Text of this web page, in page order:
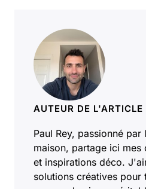
AUTEUR DE
Paul Rey, passionné
maison, partage ici mes
et inspirations déco.
solutions créatives pour